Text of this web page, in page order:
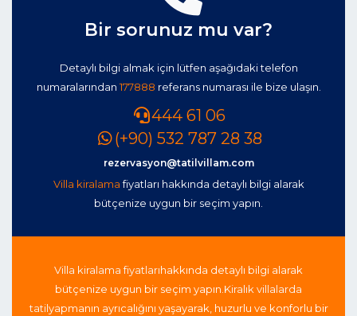
Bir sorunuz mu var?
Detaylı bilgi almak için lütfen aşağıdaki telefon
numaralarından177888 referans numarası ile bize ulaşın.
444 61 06
(+90) 532 787 28 38
rezervasyon@tatilvillam.com
Villa kiralamafiyatları hakkında detaylı bilgi alarak
bütçenize uygun bir seçim yapın.
Villa kiralama fiyatlarıhakkında detaylı bilgi alarak
bütçenize uygun bir seçim yapın.Kiralık villalarda
tatilyapmanın ayrıcalığını yaşayarak, huzurlu ve konforlu bir